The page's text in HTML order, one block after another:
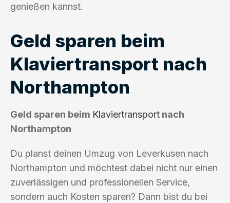
genießen kannst.
Geld sparen beim
Klaviertransport nach
Northampton
Geld sparen beim Klaviertransport nach
Northampton
Du planst deinen Umzug von Leverkusen nach
Northampton und möchtest dabei nicht nur einen
zuverlässigen und professionellen Service,
sondern auch Kosten sparen? Dann bist du bei